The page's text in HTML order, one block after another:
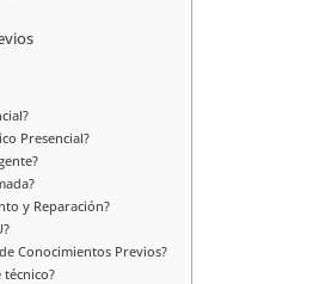
Presencial?
y Reparación?
Conocimientos Previos?
técnico?